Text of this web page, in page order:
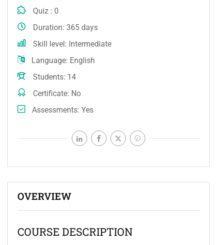
OVERVIEW
COURSE DESCRIPTION
Quiz
0
Duration 365 days
Skill level
Intermediate
Language English
Students 14
Certificate No
Assessments Yes